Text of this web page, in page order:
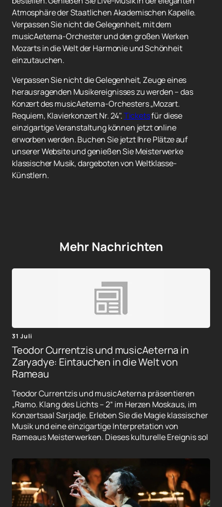
Atmosphäre der Staatlichen Akademischen Kapelle.
Verpassen Sie nicht die Gelegenheit, mit dem
musicAeterna-Orchester und den großen Werken
Mozarts in die Welt der Harmonie und Schönheit
einzutauchen.
Verpassen Sie nicht die Gelegenheit, Zeuge eines
herausragenden Musikereignisses zu werden – das
Konzert des musicAeterna-Orchesters „Mozart.
Requiem, Klavierkonzert Nr. 24".Ticketsfür diese
einzigartige Veranstaltung können jetzt online
erworben werden. Buchen Sie jetzt Ihre Plätze auf
unserer Website und genießen Sie Meisterwerke
klassischer Musik, dargeboten von Weltklasse-
Künstlern.
Mehr Nachrichten
31 Juli
Teodor Currentzis und musicAeterna in
Zaryadye: Eintauchen in die Welt von
Rameau
Teodor Currentzis und musicAeterna präsentieren
„Ramo. Klang des Lichts – 2“ im Herzen Moskaus, im
Konzertsaal Sarjadje. Erleben Sie die Magie klassischer
Musik und eine einzigartige Interpretation von
Rameaus Meisterwerken. Dieses kulturelle Ereignis sol